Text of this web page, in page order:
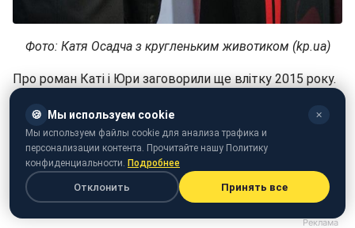
Фото: Катя Осадча з кругленьким животиком (kp.ua)
Про роман Каті і Юри заговорили ще влітку 2015 року.
зроблені в одному і тому ж місці, хоча і з різних
ракурсів.
Як раніше повідомлялося,Катя Осадча нагадаласлова
Трампа про Україну.
🍪 Мы используем cookie ✕
Мы используем файлы cookie для анализа трафика и
персонализации контента. Прочитайте нашу Политику
конфиденциальности. Подробнее
Отклонить Принять все